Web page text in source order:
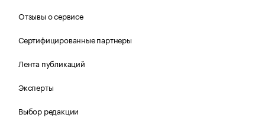
Отзывы о сервисе
Сертифицированные партнеры
Лента публикаций
Эксперты
Выбор редакции